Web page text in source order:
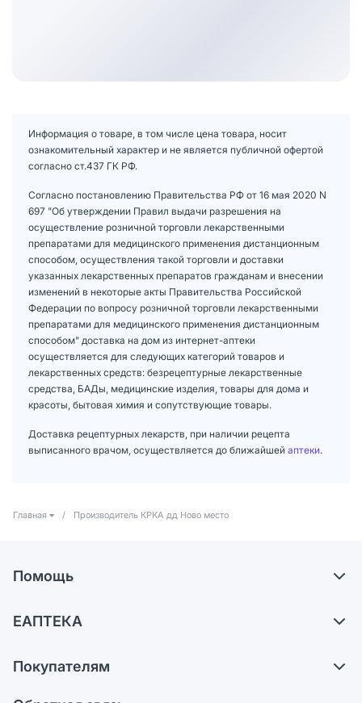
Информация о товаре, в том числе цена товара, носит
ознакомительный характер и не является публичной офертой
согласно ст.437 ГК РФ.
Согласно постановлению Правительства РФ от 16 мая 2020 N
697 "Об утверждении Правил выдачи разрешения на
осуществление розничной торговли лекарственными
препаратами для медицинского применения дистанционным
способом, осуществления такой торговли и доставки
указанных лекарственных препаратов гражданам и внесении
изменений в некоторые акты Правительства Российской
Федерации по вопросу розничной торговли лекарственными
препаратами для медицинского применения дистанционным
способом" доставка на дом из интернет-аптеки
осуществляется для следующих категорий товаров и
лекарственных средств: безрецептурные лекарственные
средства, БАДы, медицинские изделия, товары для дома и
красоты, бытовая химия и сопутствующие товары.
Доставка рецептурных лекарств, при наличии рецепта
выписанного врачом, осуществляется до ближайшей аптеки.
Главная / Производитель КРКА дд Ново место
Помощь
Самовывоз из аптек
ЕАПТЕКА
Карьера
Покупателям